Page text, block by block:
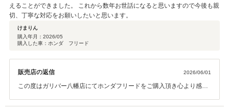
えることができました。 これから数年お世話になると思いますので今後も親
切、丁寧な対応をお願いしたいと思います。
けまりん
購入年月： 2026/05
購入した車：ホンダ フリード
販売店の返信 2026/06/01
この度はガリバー八幡店にてホンダフリードをご購入頂き心より感謝
店の中から当店に大切な愛車をお任せ頂き、私共も大変光栄に思いま